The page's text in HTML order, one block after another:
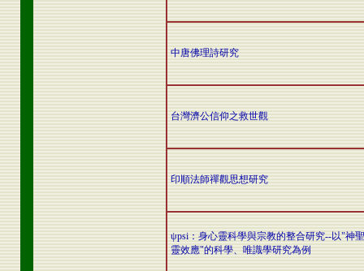
中唐佛理詩研究
台灣濟公信仰之救世觀
印順法師禪觀思想研究
ψpsi：身心靈科學與宗教的整合研究--以"神
靈效應"的科學、唯識學研究為例